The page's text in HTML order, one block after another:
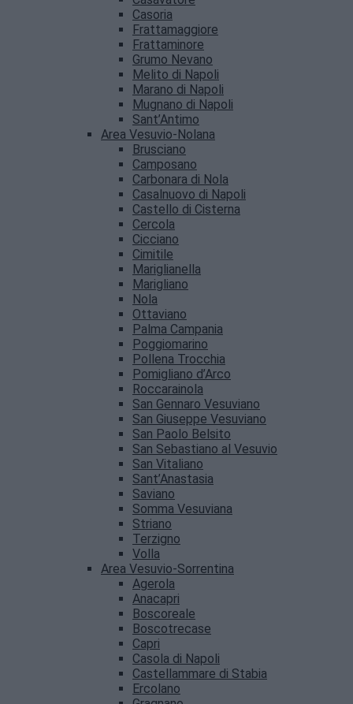
Casoria
Frattamaggiore
Frattaminore
Grumo Nevano
Melito di Napoli
Marano di Napoli
Mugnano di Napoli
Sant’Antimo
Area Vesuvio-Nolana
Brusciano
Camposano
Carbonara di Nola
Casalnuovo di Napoli
Castello di Cisterna
Cercola
Cicciano
Cimitile
Mariglianella
Marigliano
Nola
Ottaviano
Palma Campania
Poggiomarino
Pollena Trocchia
Pomigliano d’Arco
Roccarainola
San Gennaro Vesuviano
San Giuseppe Vesuviano
San Paolo Belsito
San Sebastiano al Vesuvio
San Vitaliano
Sant’Anastasia
Saviano
Somma Vesuviana
Striano
Terzigno
Volla
Area Vesuvio-Sorrentina
Agerola
Anacapri
Boscoreale
Boscotrecase
Capri
Casola di Napoli
Castellammare di Stabia
Ercolano